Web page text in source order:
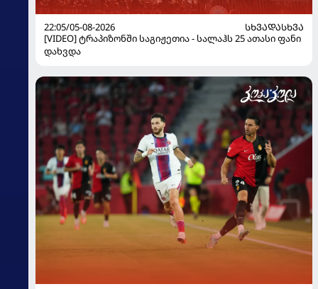
22:05/05-08-2026
ᲡᲮᲕᲐᲓᲐᲡᲮᲕᲐ
[VIDEO] ტრაპიზონში საგიჟეთია - სალაჰს 25 ათასი ფანი
დახვდა